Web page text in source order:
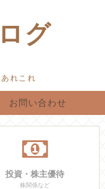
グ
お問い合わせ
投資・株主優待
株関係など